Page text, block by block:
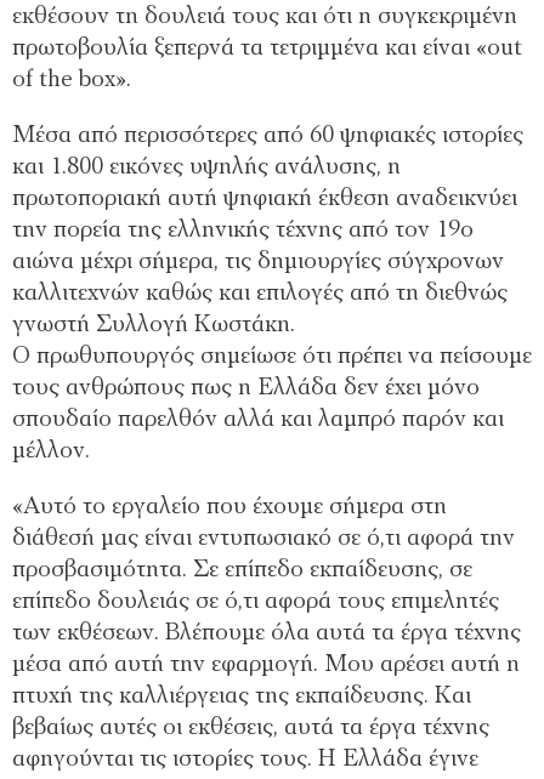
εκθέσουν τη δουλειά τους και ότι η συγκεκριμένη
πρωτοβουλία ξεπερνά τα τετριμμένα και είναι «out
of the box».
Μέσα από περισσότερες από 60 ψηφιακές ιστορίες
και 1.800 εικόνες υψηλής ανάλυσης, η
πρωτοποριακή αυτή ψηφιακή έκθεση αναδεικνύει
την πορεία της ελληνικής τέχνης από τον 19ο
αιώνα μέχρι σήμερα, τις δημιουργίες σύγχρονων
καλλιτεχνών καθώς και επιλογές από τη διεθνώς
γνωστή Συλλογή Κωστάκη.
Ο πρωθυπουργός σημείωσε ότι πρέπει να πείσουμε
τους ανθρώπους πως η Ελλάδα δεν έχει μόνο
σπουδαίο παρελθόν αλλά και λαμπρό παρόν και
μέλλον.
«Αυτό το εργαλείο που έχουμε σήμερα στη
διάθεσή μας είναι εντυπωσιακό σε ό,τι αφορά την
προσβασιμότητα. Σε επίπεδο εκπαίδευσης, σε
επίπεδο δουλειάς σε ό,τι αφορά τους επιμελητές
των εκθέσεων. Βλέπουμε όλα αυτά τα έργα τέχνης
μέσα από αυτή την εφαρμογή. Μου αρέσει αυτή η
πτυχή της καλλιέργειας της εκπαίδευσης. Και
βεβαίως αυτές οι εκθέσεις, αυτά τα έργα τέχνης
αφηγούνται τις ιστορίες τους. Η Ελλάδα έγινε